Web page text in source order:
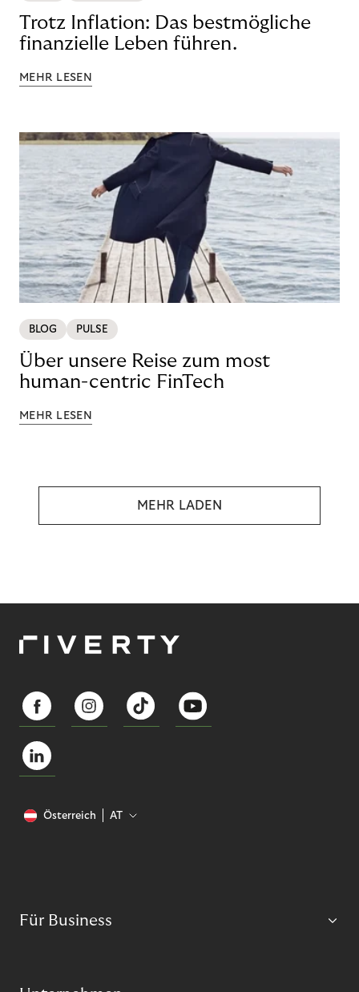
Trotz Inflation: Das bestmögliche
finanzielle Leben führen.
MEHR LESEN
BLOG PULSE
Über unsere Reise zum most
human-centric FinTech
MEHR LESEN
MEHR LADEN
Österreich AT
Für Business